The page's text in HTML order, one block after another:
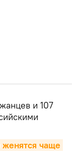
и 107
чаще